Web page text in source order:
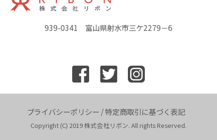
939-0341 富山県射水市三ケ2279－6
プライバシーポリシー /特定商取引に基づく表記
Copyright (C) 2019 株式会社リボン. All rights Reserved.